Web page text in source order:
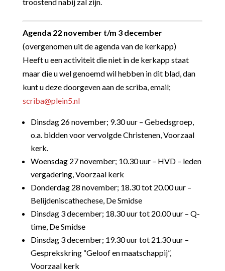
Agenda 22 november t/m 3 december
(overgenomen uit de agenda van de kerkapp)
Heeft u een activiteit die niet in de kerkapp staat
maar die u wel genoemd wil hebben in dit blad, dan
kunt u deze doorgeven aan de scriba, email;
scriba@plein5.nl
Dinsdag 26 november; 9.30 uur – Gebedsgroep,
o.a. bidden voor vervolgde Christenen, Voorzaal
kerk.
Woensdag 27 november; 10.30 uur – HVD – leden
vergadering, Voorzaal kerk
Donderdag 28 november; 18.30 tot 20.00 uur –
Belijdeniscathechese, De Smidse
Dinsdag 3 december; 18.30 uur tot 20.00 uur – Q-
time, De Smidse
Dinsdag 3 december; 19.30 uur tot 21.30 uur –
Gesprekskring “Geloof en maatschappij”,
Voorzaal kerk